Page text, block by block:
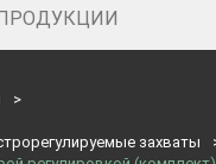
захваты